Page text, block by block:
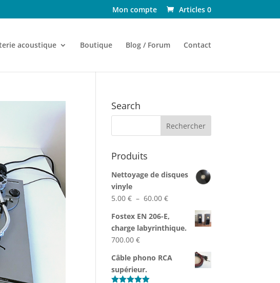
Mon compte Articles 0
acoustique Boutique Blog / Forum Contact
Search
Produits
Nettoyage de disques
vinyle
5.00€ – 60.00€Plage
prix :
5.00 €
60.00 €
Fostex EN 206-E,
charge labyrinthique.
700.00€
Câble phono RCA
supérieur.